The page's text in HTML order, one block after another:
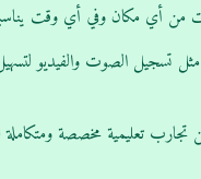
من أي مكان وفي أي وقت
مثل تسجيل الصوت والفيديو
تجارب تعليمية مخصصة